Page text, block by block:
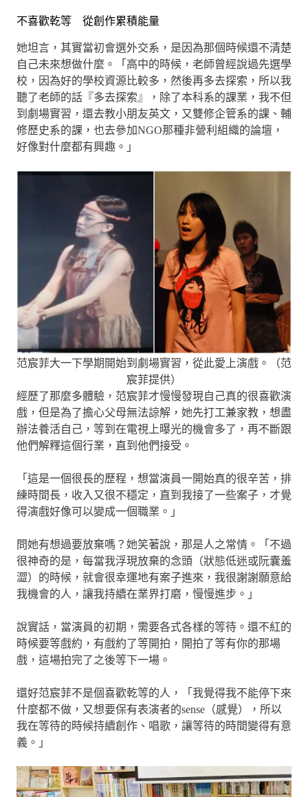
不喜歡乾等 從創作累積能量
她坦言，其實當初會選外交系，是因為那個時候還不清楚
自己未來想做什麼。「高中的時候，老師曾經說過先選學
校，因為好的學校資源比較多，然後再多去探索，所以我
聽了老師的話『多去探索』，除了本科系的課業，我不但
到劇場實習，還去教小朋友英文，又雙修企管系的課、輔
修歷史系的課，也去參加NGO那種非營利組織的論壇，
好像對什麼都有興趣。」
范宸菲大一下學期開始到劇場實習，從此愛上演戲。（范
宸菲提供）
經歷了那麼多體驗，范宸菲才慢慢發現自己真的很喜歡演
戲，但是為了擔心父母無法諒解，她先打工兼家教，想盡
辦法養活自己，等到在電視上曝光的機會多了，再不斷跟
他們解釋這個行業，直到他們接受。
「這是一個很長的歷程，想當演員一開始真的很辛苦，排
練時間長，收入又很不穩定，直到我接了一些案子，才覺
得演戲好像可以變成一個職業。」
問她有想過要放棄嗎？她笑著說，那是人之常情。「不過
很神奇的是，每當我浮現放棄的念頭（狀態低迷或阮囊羞
澀）的時候，就會很幸運地有案子進來，我很謝謝願意給
我機會的人，讓我持續在業界打磨，慢慢進步。」
說實話，當演員的初期，需要各式各樣的等待。還不紅的
時候要等戲約，有戲約了等開拍，開拍了等有你的那場
戲，這場拍完了之後等下一場。
還好范宸菲不是個喜歡乾等的人，「我覺得我不能停下來
什麼都不做，又想要保有表演者的sense（感覺），所以
我在等待的時候持續創作、唱歌，讓等待的時間變得有意
義。」